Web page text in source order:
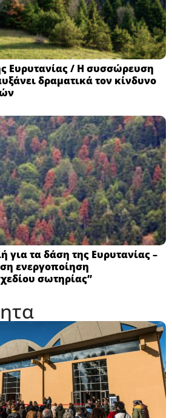
Ευρυτανίας / Η συσσώρευση
δραματικά τον κίνδυνο
για τα δάση της Ευρυτανίας –
ενεργοποίηση
σωτηρίας”